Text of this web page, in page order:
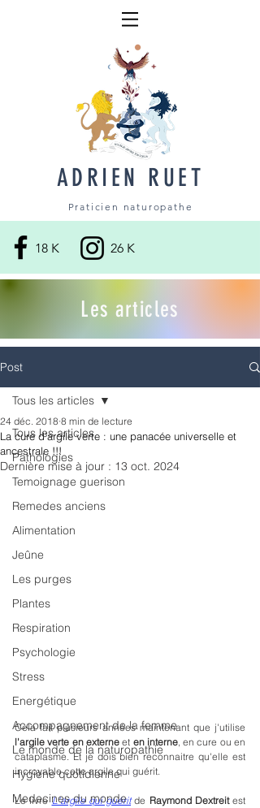
ADRIEN RUET
Praticien naturopathe
18 K 26 K
Les articles
Post
Tous les articles
Pathologies
Temoignage guerison
Remedes anciens
Alimentation
Jeûne
Les purges
Plantes
Respiration
Psychologie
Stress
Energétique
Accompagnement de la femme
Le monde de la naturopathie
Hygiène quotidienne
Medecines du monde
Tous les articles
La cure d'argile verte : une panacée universelle et
ancestrale !!!
24 déc. 2018 8 min de lecture
Dernière mise à jour : 13 oct. 2024
l'argile verte en externe et en interne, en cure ou en
cataplasme. Et je dois bien reconnaitre qu'elle est
incroyable cette argile qui guérit.
Le livre L'argile qui guérit de Raymond Dextreit est